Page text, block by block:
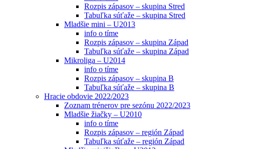
Rozpis zápasov – skupina Stred
Tabuľka súťaže – skupina Stred
Mladšie mini – U2013
info o tíme
Rozpis zápasov – skupina Západ
Tabuľka súťaže – skupina Západ
Mikroliga – U2014
info o tíme
Rozpis zápasov – skupina B
Tabuľka súťaže – skupina B
Hracie obdovie 2022/2023
Zoznam trénerov pre sezónu 2022/2023
Mladšie žiačky – U2010
info o tíme
Rozpis zápasov – región Západ
Tabuľka súťaže – región Západ